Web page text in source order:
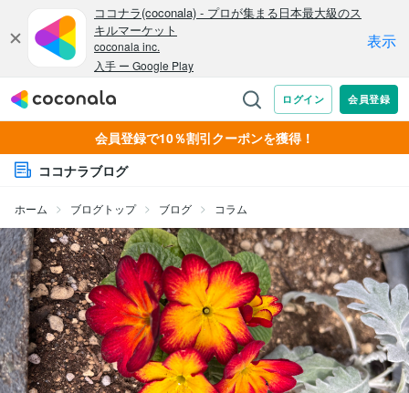
会員登録で10％割引クーポンを獲得！
ココナラブログ
ホーム ブログトップ ブログ コラム